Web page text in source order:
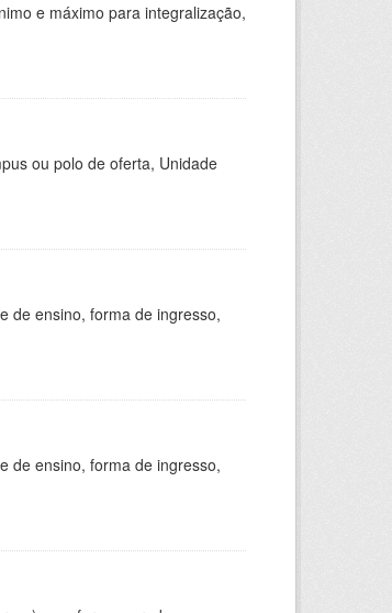
e máximo para integralização,
ou polo de oferta, Unidade
de ensino, forma de ingresso,
de ensino, forma de ingresso,